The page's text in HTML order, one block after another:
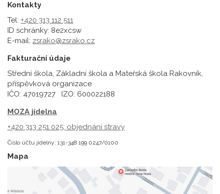
Kontakty
Tel: +420 313 112 511
ID schránky: 8e2xcsw
E-mail: zsrako@zsrako.cz
Fakturační údaje
Střední škola, Základní škola a Mateřská škola Rakovník,
příspěvková organizace
IČO: 47019727 IZO: 600022188
MOZA jídelna
+420 313 251 025; objednání stravy
Číslo účtu jídelny: 131-348 199 0247/0100
Mapa